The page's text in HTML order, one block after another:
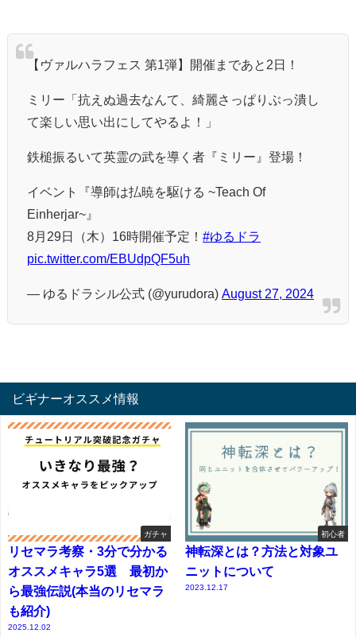
【ヴァルハラフェス 第1弾】開催まであと2日！
ミリー「抗えぬ過去なんて、綺麗さっぱりぶっ潰し
て楽しい思い出にしてやるよ！」
鉄槌振るいて英霊の武を導く者『ミリー』登場！
イベント『導師は払暁を駆ける ~Teach Of
Einherjar~』
8月29日（木）16時開催予定！ #ゆるドラ
pic.twitter.com/EBUdpQF5uh
— ゆるドラシル公式 (@yurudora) August 27, 2024
ビギナーオススメ情報
ガチャ
リセマラ考察・3分で分かる
オススメキャラ5選 最初か
ら最強伝説(本当のリセマラ
も紹介)
2025.12.02
初心者
神転深とは？方法と対象ユ
ニットについて
2023.12.17